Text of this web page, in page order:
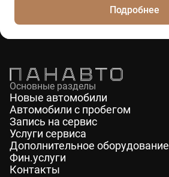
Подробнее
Основные разделы
Новые автомобили
Автомобили с пробегом
Запись на сервис
Услуги сервиса
Дополнительное оборудование
Фин.услуги
Контакты